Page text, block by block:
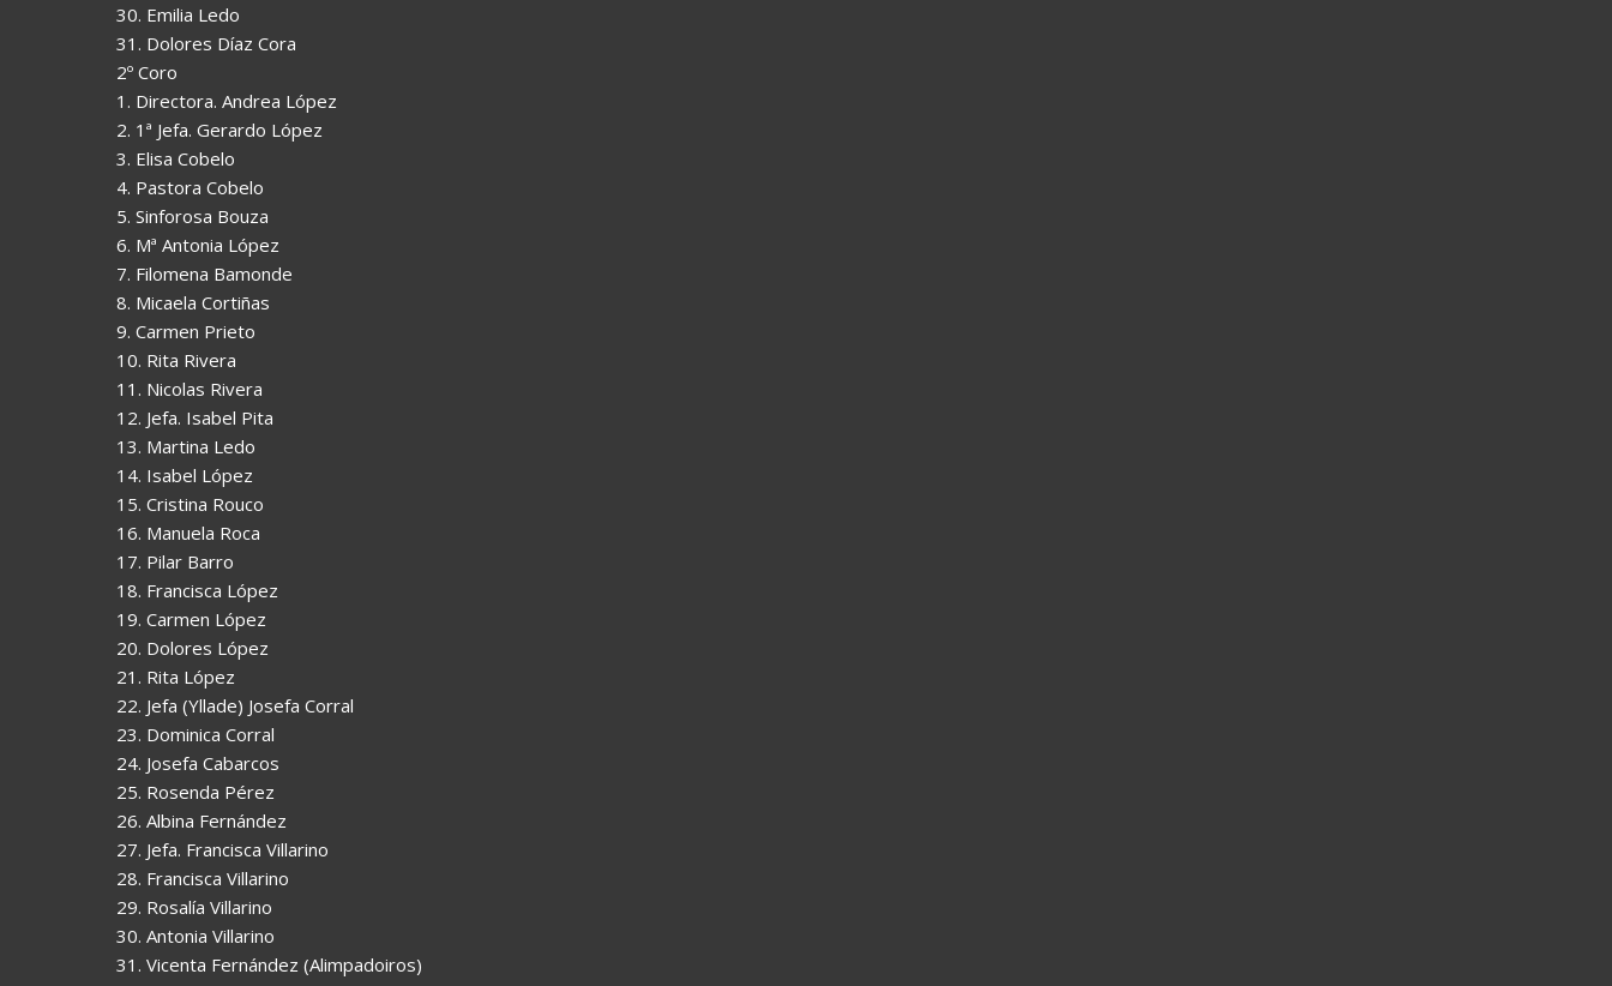
30. Emilia Ledo
31. Dolores Díaz Cora
2º Coro
1. Directora. Andrea López
2. 1ª Jefa. Gerardo López
3. Elisa Cobelo
4. Pastora Cobelo
5. Sinforosa Bouza
6. Mª Antonia López
7. Filomena Bamonde
8. Micaela Cortiñas
9. Carmen Prieto
10. Rita Rivera
11. Nicolas Rivera
12. Jefa. Isabel Pita
13. Martina Ledo
14. Isabel López
15. Cristina Rouco
16. Manuela Roca
17. Pilar Barro
18. Francisca López
19. Carmen López
20. Dolores López
21. Rita López
22. Jefa (Yllade) Josefa Corral
23. Dominica Corral
24. Josefa Cabarcos
25. Rosenda Pérez
26. Albina Fernández
27. Jefa. Francisca Villarino
28. Francisca Villarino
29. Rosalía Villarino
30. Antonia Villarino
31. Vicenta Fernández (Alimpadoiros)